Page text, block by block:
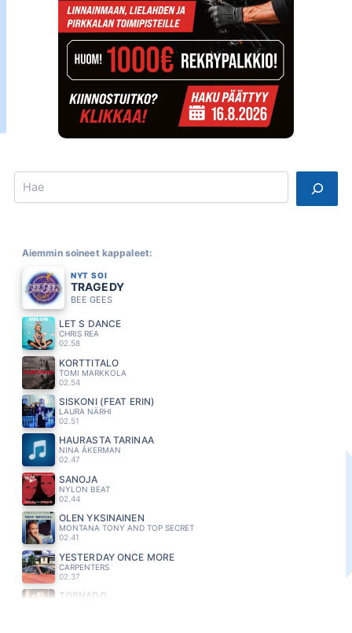
Search
Aiemmin soineet kappaleet:
NYT SOI
TRAGEDY
BEE GEES
LET S DANCE
CHRIS REA
02.58
KORTTITALO
TOMI MARKKOLA
02.54
SISKONI (FEAT ERIN)
LAURA NÄRHI
02.51
HAURASTA TARINAA
NINA ÅKERMAN
02.47
SANOJA
NYLON BEAT
02.44
OLEN YKSINAINEN
MONTANA TONY AND TOP SECRET
02.41
YESTERDAY ONCE MORE
CARPENTERS
02.37
TORNADO